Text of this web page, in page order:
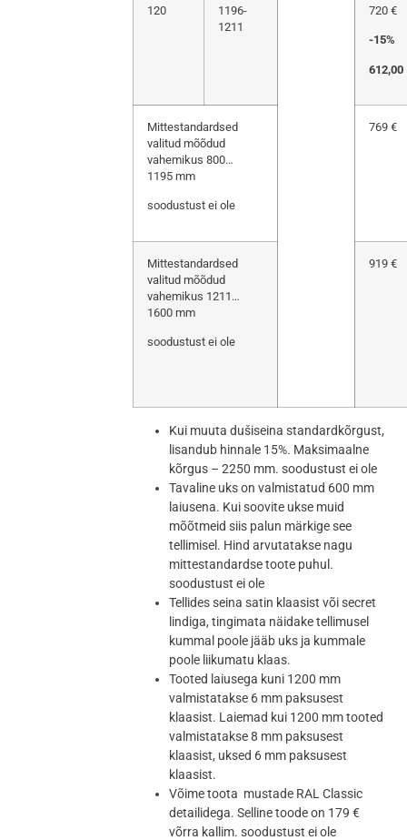
120
1196-
1211
720 €
-15%
612,00
Mittestandardsed
valitud mõõdud
vahemikus 800…
1195 mm
soodustust ei ole
769 €
Mittestandardsed
valitud mõõdud
vahemikus 1211…
1600 mm
soodustust ei ole
919 €
Kui muuta dušiseina standardkõrgust,
lisandub hinnale 15%. Maksimaalne
kõrgus – 2250 mm. soodustust ei ole
Tavaline uks on valmistatud 600 mm
laiusena. Kui soovite ukse muid
mõõtmeid siis palun märkige see
tellimisel. Hind arvutatakse nagu
mittestandardse toote puhul.
soodustust ei ole
Tellides seina satin klaasist või secret
lindiga, tingimata näidake tellimusel
kummal poole jääb uks ja kummale
poole liikumatu klaas.
Tooted laiusega kuni 1200 mm
valmistatakse 6 mm paksusest
klaasist. Laiemad kui 1200 mm tooted
valmistatakse 8 mm paksusest
klaasist, uksed 6 mm paksusest
klaasist.
Võime toota mustade RAL Classic
detailidega. Selline toode on 179 €
võrra kallim. soodustust ei ole